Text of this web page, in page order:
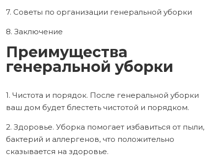
7. Советы по организации генеральной уборки
8. Заключение
Преимущества
генеральной уборки
1. Чистота и порядок. После генеральной уборки
ваш дом будет блестеть чистотой и порядком.
2. Здоровье. Уборка помогает избавиться от пыли,
бактерий и аллергенов, что положительно
сказывается на здоровье.